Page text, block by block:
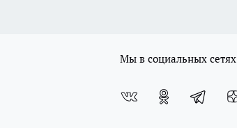
Мы в социальных сетях